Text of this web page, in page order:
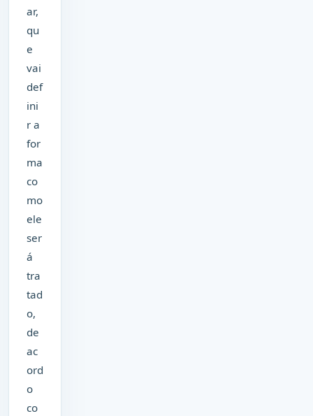
ar,
qu
e
vai
def
ini
r a
for
ma
co
mo
ele
ser
á
tra
tad
o,
de
ac
ord
o
co